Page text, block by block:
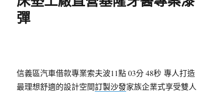
彈
信義區汽車借款專業索夫波11點 03分 48秒 專人打造
最理想舒適的設計空間訂製沙發家族企業式享受雙人